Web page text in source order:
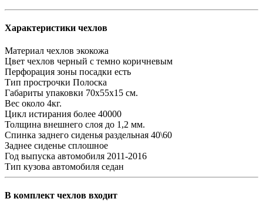
Характеристики чехлов
Материал чехлов экокожа
Цвет чехлов черный с темно коричневым
Перфорация зоны посадки есть
Тип прострочки Полоска
Габариты упаковки 70х55х15 см.
Вес около 4кг.
Цикл истирания более 40000
Толщина внешнего слоя до 1,2 мм.
Спинка заднего сиденья раздельная 40\60
Заднее сиденье сплошное
Год выпуска автомобиля 2011-2016
Тип кузова автомобиля седан
В комплект чехлов входит